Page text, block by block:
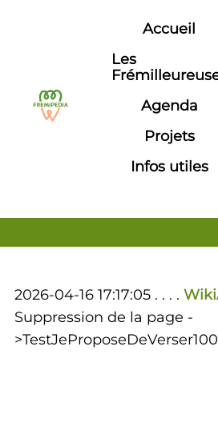
Aller au contenu principal
Accueil
Les
Agenda
Projets
Infos utiles
2026-04-16 17:17:05 . . . .
Suppression de la page -